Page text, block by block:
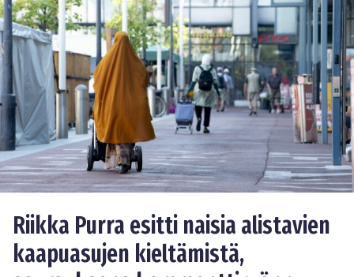
Riikka Purra esitti naisia alistavien
kaapuasujen kieltämistä,